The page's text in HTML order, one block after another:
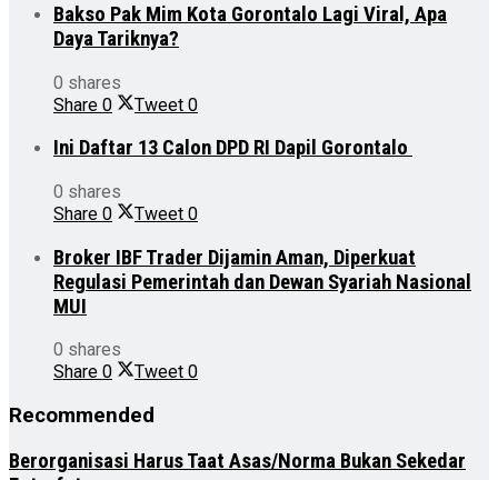
Bakso Pak Mim Kota Gorontalo Lagi Viral, Apa
Daya Tariknya?
0 shares
Share 0 Tweet 0
Ini Daftar 13 Calon DPD RI Dapil Gorontalo
0 shares
Share 0 Tweet 0
Broker IBF Trader Dijamin Aman, Diperkuat
Regulasi Pemerintah dan Dewan Syariah Nasional
MUI
0 shares
Share 0 Tweet 0
Recommended
Berorganisasi Harus Taat Asas/Norma Bukan Sekedar